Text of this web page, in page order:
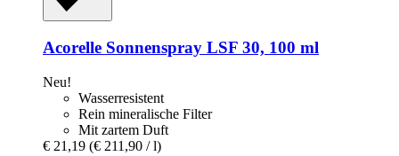
Acorelle Sonnenspray LSF 30, 100 ml
Neu!
Wasserresistent
Rein mineralische Filter
Mit zartem Duft
€ 21,19 (€ 211,90 / l)